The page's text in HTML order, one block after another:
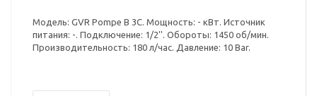
Модель: GVR Pompe B 3C. Мощность: - кВт. Источник
питания: -. Подключение: 1/2''. Обороты: 1450 об/мин.
Производительность: 180 л/час. Давление: 10 Bar.